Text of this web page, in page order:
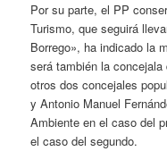
Por su parte, el PP
Turismo, que seguirá
Borrego», ha indicado la
será también la
otros dos concejales
y Antonio Manuel
Ambiente en el caso del
el caso del segundo.